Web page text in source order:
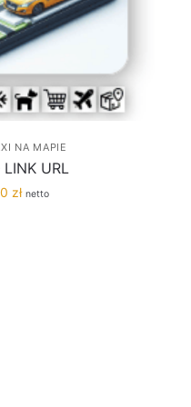
NA MAPIE
LINK URL
złAktualna
netto